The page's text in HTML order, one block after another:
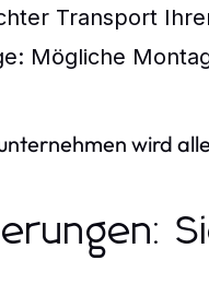
Transport
Mögliche
wird